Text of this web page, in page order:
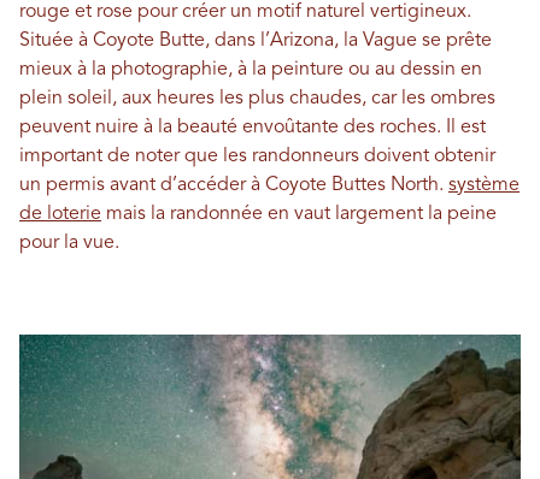
rouge et rose pour créer un motif naturel vertigineux.
Située à Coyote Butte, dans l’Arizona, la Vague se prête
mieux à la photographie, à la peinture ou au dessin en
plein soleil, aux heures les plus chaudes, car les ombres
peuvent nuire à la beauté envoûtante des roches. Il est
important de noter que les randonneurs doivent obtenir
un permis avant d’accéder à Coyote Buttes North. système
de loterie mais la randonnée en vaut largement la peine
pour la vue.